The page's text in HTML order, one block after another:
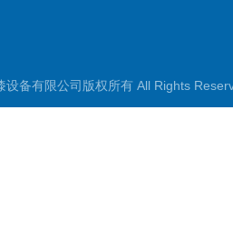
设备有限公司版权所有 All Rights